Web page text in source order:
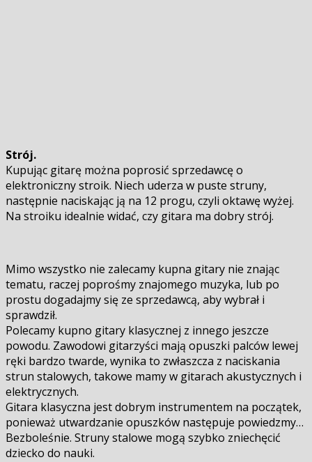
Strój.
Kupując gitarę można poprosić sprzedawcę o
elektroniczny stroik. Niech uderza w puste struny,
następnie naciskając ją na 12 progu, czyli oktawę wyżej.
Na stroiku idealnie widać, czy gitara ma dobry strój.
Mimo wszystko nie zalecamy kupna gitary nie znając
tematu, raczej poprośmy znajomego muzyka, lub po
prostu dogadajmy się ze sprzedawcą, aby wybrał i
sprawdził.
Polecamy kupno gitary klasycznej z innego jeszcze
powodu. Zawodowi gitarzyści mają opuszki palców lewej
ręki bardzo twarde, wynika to zwłaszcza z naciskania
strun stalowych, takowe mamy w gitarach akustycznych i
elektrycznych.
Gitara klasyczna jest dobrym instrumentem na początek,
ponieważ utwardzanie opuszków następuje powiedzmy…
Bezboleśnie. Struny stalowe mogą szybko zniechęcić
dziecko do nauki.